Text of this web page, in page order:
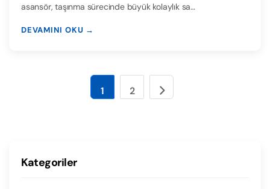
asansör, taşınma sürecinde büyük kolaylık sa…
DEVAMINI OKU →
1 2
Kategoriler